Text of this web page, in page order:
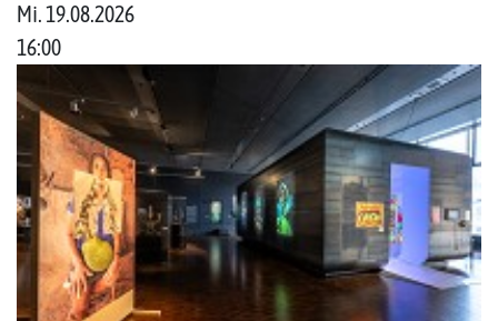
Mi. 19.08.2026
16:00